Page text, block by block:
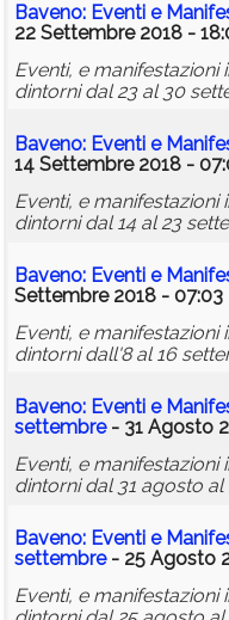
Baveno: Eventi e
22 Settembre 2018 -
Eventi, e
dintorni dal 23 al 30
Baveno: Eventi e
14 Settembre 2018 -
Eventi, e
dintorni dal 14 al 23
Baveno: Eventi e
Settembre 2018 - 07:03
Eventi, e
dintorni dall'8 al 16
Baveno: Eventi e
settembre- 31 Agosto
Eventi, e
dintorni dal 31 agosto al
Baveno: Eventi e
settembre- 25 Agosto
Eventi, e